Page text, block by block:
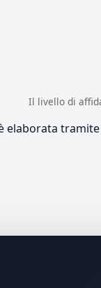
Il livello di
elaborata